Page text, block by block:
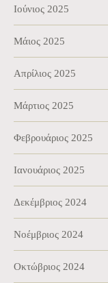
Ιούνιος 2025
Μάιος 2025
Απρίλιος 2025
Μάρτιος 2025
Φεβρουάριος 2025
Ιανουάριος 2025
Δεκέμβριος 2024
Νοέμβριος 2024
Οκτώβριος 2024